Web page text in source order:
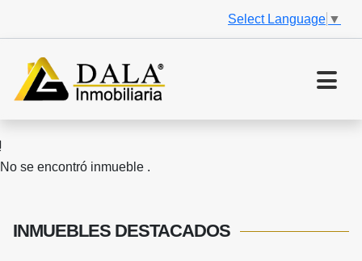
Select Language ▼
No se encontró inmueble .
INMUEBLES DESTACADOS